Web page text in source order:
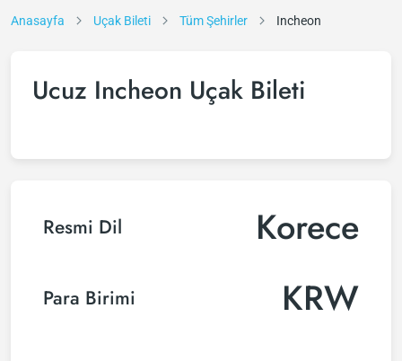
Anasayfa Uçak Bileti Tüm Şehirler Incheon
Ucuz Incheon Uçak Bileti
Resmi Dil Korece
Para Birimi KRW